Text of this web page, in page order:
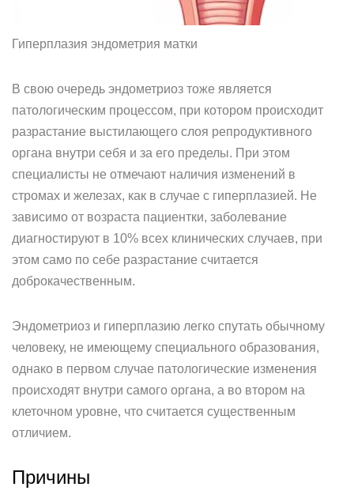
Гиперплазия эндометрия матки
В свою очередь эндометриоз тоже является
патологическим процессом, при котором происходит
разрастание выстилающего слоя репродуктивного
органа внутри себя и за его пределы. При этом
специалисты не отмечают наличия изменений в
стромах и железах, как в случае с гиперплазией. Не
зависимо от возраста пациентки, заболевание
диагностируют в 10% всех клинических случаев, при
этом само по себе разрастание считается
доброкачественным.
Эндометриоз и гиперплазию легко спутать обычному
человеку, не имеющему специального образования,
однако в первом случае патологические изменения
происходят внутри самого органа, а во втором на
клеточном уровне, что считается существенным
отличием.
Причины